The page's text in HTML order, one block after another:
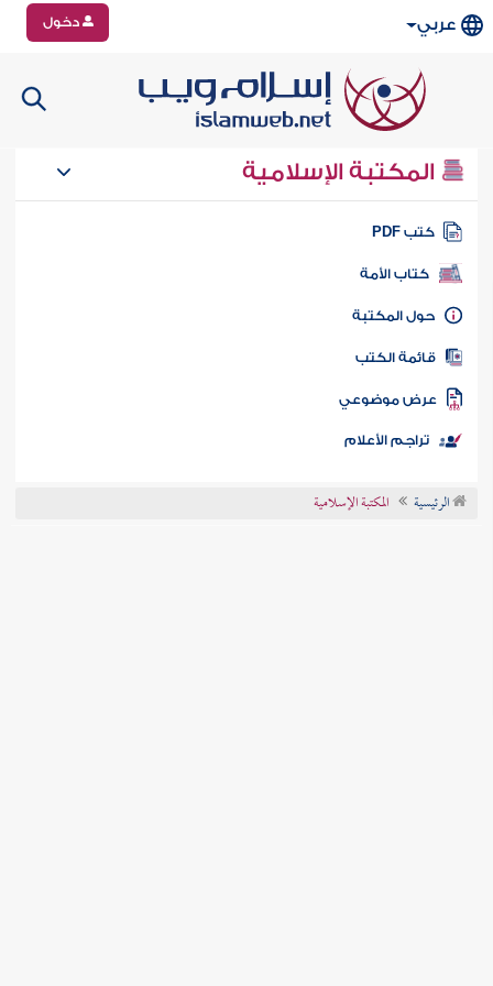
عربي دخول
المكتبة الإسلامية
كتب PDF
كتاب الأمة
المكتبة
الكتب
موضوعي
تراجم الأعلام
الرئيسية المكتبة الإسلامية